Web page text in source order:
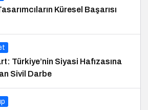
Küresel Başarısı
Türkiye’nin Siyasi Hafızasına
Sivil Darbe